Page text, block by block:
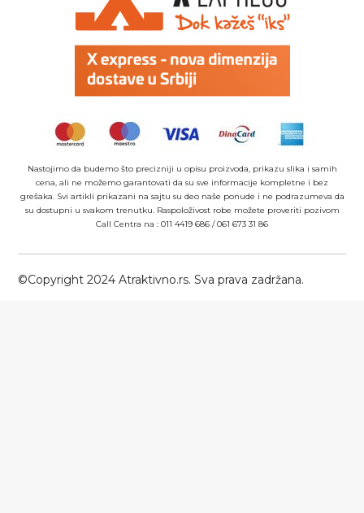
Nastojimo da budemo što precizniji u opisu proizvoda, prikazu slika i samih
cena, ali ne možemo garantovati da su sve informacije kompletne i bez
grešaka. Svi artikli prikazani na sajtu su deo naše ponude i ne podrazumeva da
su dostupni u svakom trenutku. Raspoloživost robe možete proveriti pozivom
Call Centra na : 011 4419 686 /061 673 31 86
©Copyright 2024 Atraktivno.rs. Sva prava zadržana.